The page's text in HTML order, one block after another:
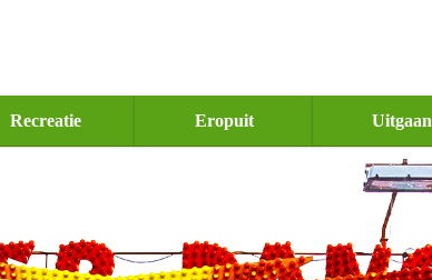
Recreatie Eropuit Uitgaan